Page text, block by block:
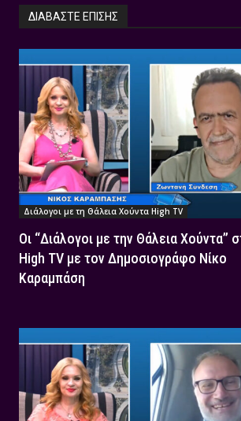
ΔΙΑΒΑΣΤΕ ΕΠΙΣΗΣ
Διάλογοι με τη Θάλεια Χούντα High TV
Οι “Διάλογοι με την Θάλεια Χούντα”
High TV με τον Δημοσιογράφο Νίκο
Καραμπάση